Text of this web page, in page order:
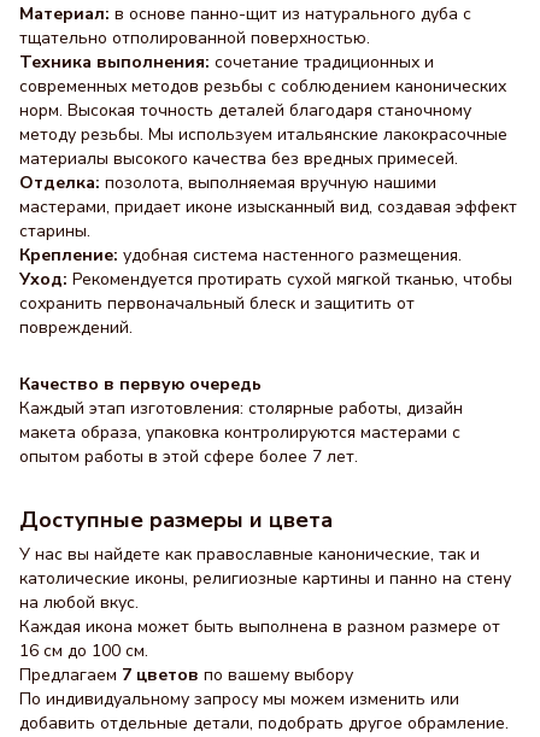
Материал: в основе панно-щит из натурального дуба с
тщательно отполированной поверхностью.
Техника выполнения: сочетание традиционных и
современных методов резьбы с соблюдением канонических
норм. Высокая точность деталей благодаря станочному
методу резьбы. Мы используем итальянские лакокрасочные
материалы высокого качества без вредных примесей.
Отделка: позолота, выполняемая вручную нашими
мастерами, придает иконе изысканный вид, создавая эффект
старины.
Крепление: удобная система настенного размещения.
Уход: Рекомендуется протирать сухой мягкой тканью, чтобы
сохранить первоначальный блеск и защитить от
повреждений.
Качество в первую очередь
Каждый этап изготовления: столярные работы, дизайн
макета образа, упаковка контролируются мастерами с
опытом работы в этой сфере более 7 лет.
Доступные размеры и цвета
У нас вы найдете как православные канонические, так и
католические иконы, религиозные картины и панно на стену
на любой вкус.
Каждая икона может быть выполнена в разном размере от
16 см до 100 см.
Предлагаем 7 цветов по вашему выбору
По индивидуальному запросу мы можем изменить или
добавить отдельные детали, подобрать другое обрамление.